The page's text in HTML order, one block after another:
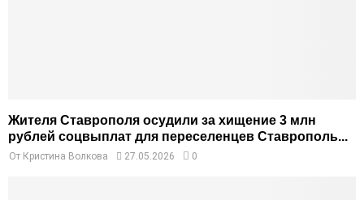
Жителя Ставрополя осудили за хищение 3 млн
рублей соцвыплат для переселенцев Ставрополь...
От Кристина Волкова 27.05.2026 0